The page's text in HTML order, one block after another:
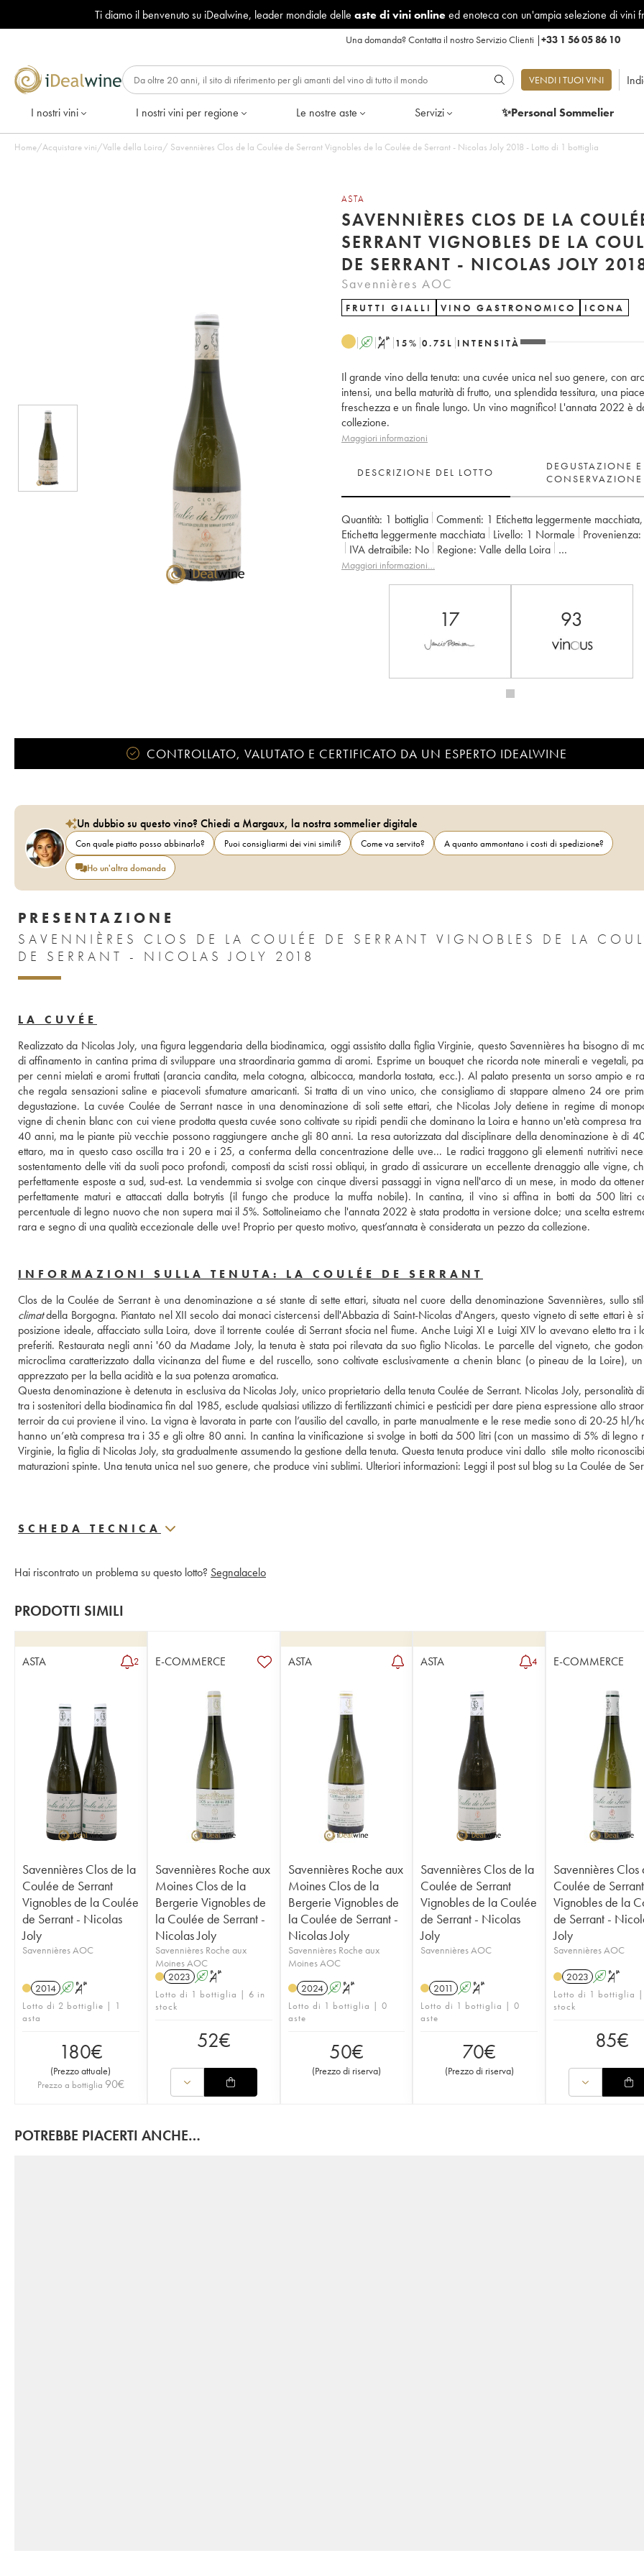
Ti diamo il benvenuto su iDealwine, leader mondiale delle aste di vini onlineed enoteca con un'ampia selezione di vini
Una domanda?Contatta il nostro Servizio Clienti |+33 1 56 05 86 10
VENDI I TUOI VINI
I nostri vini I nostri vini per regione Le nostre aste Servizi ✨Personal Sommelier
Home/Acquistare vini/Valle della Loira/ Savennières Clos de la Coulée de Serrant Vignobles de la Coulée de Serrant - Nicolas Joly 2018 - Lotto di 1 bottiglia
ASTA
SAVENNIÈRES CLOS DE LA
SERRANT VIGNOBLES DE LA
DE SERRANT - NICOLAS JOLY
Savennières AOC
FRUTTI GIALLI VINO GASTRONOMICO ICONA
A S 15% 0.75 L INTENSITÀ
Il grande vino della tenuta: una cuvée unica nel suo genere, con
intensi, una bella maturità di frutto, una splendida tessitura, una
freschezza e un finale lungo. Un vino magnifico! L'annata 2022 è
collezione.
Maggiori informazioni
DESCRIZIONE DEL LOTTO
DEGUSTAZIONE E
CONSERVAZIONE
Quantità: 1 bottiglia Commenti: 1 Etichetta leggermente macchiata
Etichetta leggermente macchiata Livello: 1 Normale
Provenienza:
IVA detraibile:
no Regione:
Valle della Loira
Denominazione: Savennières
Maggiori informazioni…
17 93
CONTROLLATO, VALUTATO E CERTIFICATO DA UN ESPERTO IDEALWINE
Un dubbio su questo vino? Chiedi a Margaux, la nostra sommelier digitale
Con quale piatto posso abbinarlo? Puoi consigliarmi dei vini simili? Come va servito?
A quanto ammontano i costi di spedizione?
Ho un'altra domanda
PRESENTAZIONE
SAVENNIÈRES CLOS DE LA COULÉE DE SERRANT VIGNOBLES DE LA
DE SERRANT - NICOLAS JOLY 2018
LA CUVÉE
Realizzato da Nicolas Joly, una figura leggendaria della biodinamica, oggi assistito dalla figlia Virginie, questo Savennières ha bisogno di
di affinamento in cantina prima di sviluppare una straordinaria gamma di aromi. Esprime un bouquet che ricorda note minerali e vegetali,
per cenni mielati e aromi fruttati (arancia candita, mela cotogna, albicocca, mandorla tostata, ecc.). Al palato presenta un sorso ampio e
che regala sensazioni saline e piacevoli sfumature amaricanti. Si tratta di un vino unico, che consigliamo di stappare almeno 24 ore
degustazione. La cuvée Coulée de Serrant nasce in una denominazione di soli sette ettari, che Nicolas Joly detiene in regime di
vigne di chenin blanc con cui viene prodotta questa cuvée sono coltivate su ripidi pendii che dominano la Loira e hanno un'età compresa
40 anni, ma le piante più vecchie possono raggiungere anche gli 80 anni. La resa autorizzata dal disciplinare della denominazione è di
ettaro, ma in questo caso oscilla tra i 20 e i 25, a conferma della concentrazione delle uve... Le radici traggono gli elementi nutritivi
sostentamento delle viti da suoli poco profondi, composti da scisti rossi obliqui, in grado di assicurare un eccellente drenaggio alle vigne,
perfettamente esposte a sud, sud-est. La vendemmia si svolge con cinque diversi passaggi in vigna nell'arco di un mese, in modo da
perfettamente maturi e attaccati dalla botrytis (il fungo che produce la muffa nobile). In cantina, il vino si affina in botti da 500 litri
percentuale di legno nuovo che non supera mai il 5%. Sottolineiamo che l'annata 2022 è stata prodotta in versione dolce; una scelta
rara e segno di una qualità eccezionale delle uve! Proprio per questo motivo, quest’annata è considerata un pezzo da collezione.
INFORMAZIONI SULLA TENUTA: LA COULÉE DE SERRANT
climat della Borgogna. Piantato nel XII secolo dai monaci cistercensi dell'Abbazia di Saint-Nicolas d'Angers, questo vigneto di sette ettari è
posizione ideale, affacciato sulla Loira, dove il torrente coulée di Serrant sfocia nel fiume. Anche Luigi XI e Luigi XIV lo avevano eletto tra i
preferiti. Restaurata negli anni '60 da Madame Joly, la tenuta è stata poi rilevata da suo figlio Nicolas. Le parcelle del vigneto, che
microclima caratterizzato dalla vicinanza del fiume e del ruscello, sono coltivate esclusivamente a chenin blanc (o pineau de la Loire),
apprezzato per la bella acidità e la sua potenza aromatica.
Questa denominazione è detenuta in esclusiva da Nicolas Joly, unico proprietario della tenuta Coulée de Serrant. Nicolas Joly, personalità
tra i sostenitori della biodinamica fin dal 1985, esclude qualsiasi utilizzo di fertilizzanti chimici e pesticidi per dare piena espressione allo
terroir da cui proviene il vino. La vigna è lavorata in parte con l’ausilio del cavallo, in parte manualmente e le rese medie sono di 20-25 hl/
hanno un’età compresa tra i 35 e gli oltre 80 anni. In cantina la vinificazione si svolge in botti da 500 litri (con un massimo di 5% di legno
Virginie, la figlia di Nicolas Joly, sta gradualmente assumendo la gestione della tenuta. Questa tenuta produce vini dallo  stile molto
maturazioni spinte. Una tenuta unica nel suo genere, che produce vini sublimi. Ulteriori informazioni: Leggi il post sul blog su La Coulée de
SCHEDA TECNICA
Hai riscontrato un problema su questo lotto? Segnalacelo
PRODOTTI SIMILI
ASTA 2
Savennières Clos de la
Coulée de Serrant
Vignobles de la Coulée
de Serrant - Nicolas
Joly
Savennières AOC
2014 A S
Lotto di 2 bottiglie | 1
asta
180€
(Prezzo attuale)
Prezzo a bottiglia 90€
E-COMMERCE
Savennières Roche aux
Moines Clos de la
Bergerie Vignobles de
la Coulée de Serrant -
Nicolas Joly
Savennières Roche aux
Moines AOC
2023 A S
Lotto di 1 bottiglia | 6 in
stock
52€
ASTA
Savennières Roche aux
Moines Clos de la
Bergerie Vignobles de
la Coulée de Serrant -
Nicolas Joly
Savennières Roche aux
Moines AOC
2024 A S
Lotto di 1 bottiglia | 0
aste
50€
(Prezzo di riserva)
ASTA 4
Savennières Clos de la
Coulée de Serrant
Vignobles de la Coulée
de Serrant - Nicolas
Joly
Savennières AOC
2011 A S
Lotto di 1 bottiglia | 0
aste
70€
(Prezzo di riserva)
E-COMMERCE
Savennières Clos
Coulée de Serrant
Vignobles de la
de Serrant -
Joly
Savennières AOC
2023 A S
Lotto di 1 bottiglia
stock
85€
POTREBBE PIACERTI ANCHE…